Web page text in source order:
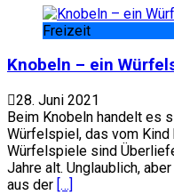
Freizeit
Knobeln – ein
28. Juni 2021
Beim Knobeln handelt es
Würfelspiel, das vom Kind
Würfelspiele sind
Jahre alt. Unglaublich,
aus der […]